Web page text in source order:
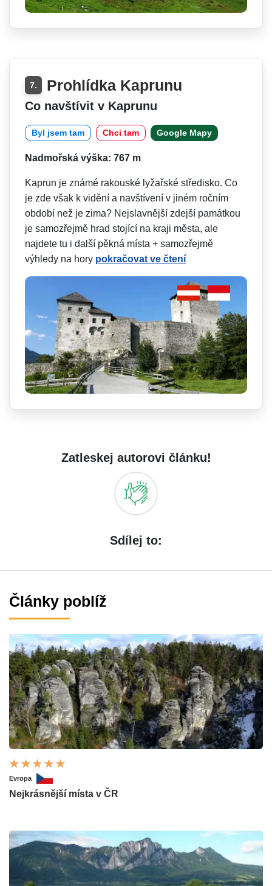
7. Prohlídka Kaprunu
Co navštívit v Kaprunu
Byl jsem tam Chci tam Google Mapy
Nadmořská výška: 767 m
Kaprun je známé rakouské lyžařské středisko. Co
je zde však k vidění a navštívení v jiném ročním
období než je zima? Nejslavnější zdejší památkou
je samozřejmě hrad stojící na kraji města, ale
najdete tu i další pěkná místa + samozřejmě
výhledy na hory pokračovat ve čtení
Zatleskej autorovi článku!
Sdílej to:
Články poblíž
Evropa
Nejkrásnější místa v ČR